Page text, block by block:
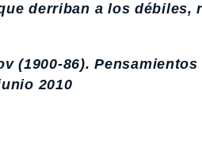
derriban a los débiles,
(1900-86).
2010